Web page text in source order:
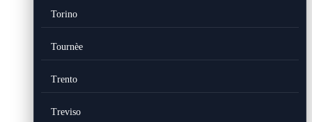
Torino
Tournèe
Trento
Treviso